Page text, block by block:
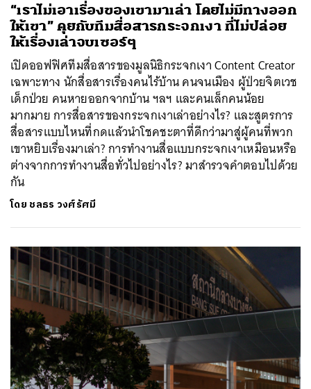
“เราไม่เอาเรื่องของเขามาเล่า โดยไม่มีทางออก
ให้เขา” คุยกับทีมสื่อสารกระจกเงา ที่ไม่ปล่อย
ให้เรื่องเล่าจบเซอร์ๆ
เปิดออฟฟิศทีมสื่อสารของมูลนิธิกระจกเงา Content Creator
เฉพาะทาง นักสื่อสารเรื่องคนไร้บ้าน คนจนเมือง ผู้ป่วยจิตเวช
เด็กป่วย คนหายออกจากบ้าน ฯลฯ และคนเล็กคนน้อย
มากมาย การสื่อสารของกระจกเงาเล่าอย่างไร? และสูตรการ
สื่อสารแบบไหนที่กดแล้วนำโชคชะตาที่ดีกว่ามาสู่ผู้คนที่พวก
เขาหยิบเรื่องมาเล่า? การทำงานสื่อแบบกระจกเงาเหมือนหรือ
ต่างจากการทำงานสื่อทั่วไปอย่างไร? มาสำรวจคำตอบไปด้วย
กัน
โดย ชลธร วงศ์รัศมี